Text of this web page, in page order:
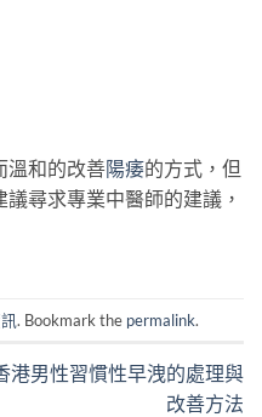
溫和的改善陽痿的方式，但
尋求專業中醫師的建議，
. Bookmark the permalink.
港男性習慣性早洩的處理與
改善方法